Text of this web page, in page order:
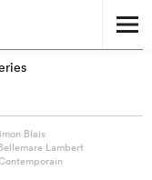
Blais
Lambert